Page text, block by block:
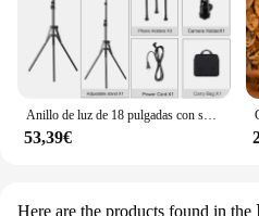
53,39€
Here are the products found in the